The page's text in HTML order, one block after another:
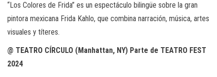
“Los Colores de Frida” es un espectáculo bilingüe sobre la gran
pintora mexicana Frida Kahlo, que combina narración, música, artes
visuales y títeres.
@ TEATRO CÍRCULO (Manhattan, NY) Parte de TEATRO FEST
2024